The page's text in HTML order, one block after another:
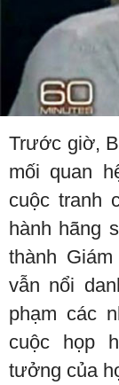
Trước giờ,
mối quan
cuộc tranh
hành hãng
thành
vẫn nổi
phạm các
cuộc họp
tưởng của